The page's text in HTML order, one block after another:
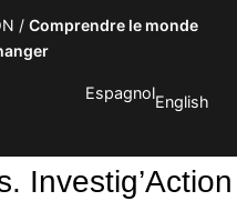
/ Comprendre le monde
EspagnolEnglish
Investig’Action